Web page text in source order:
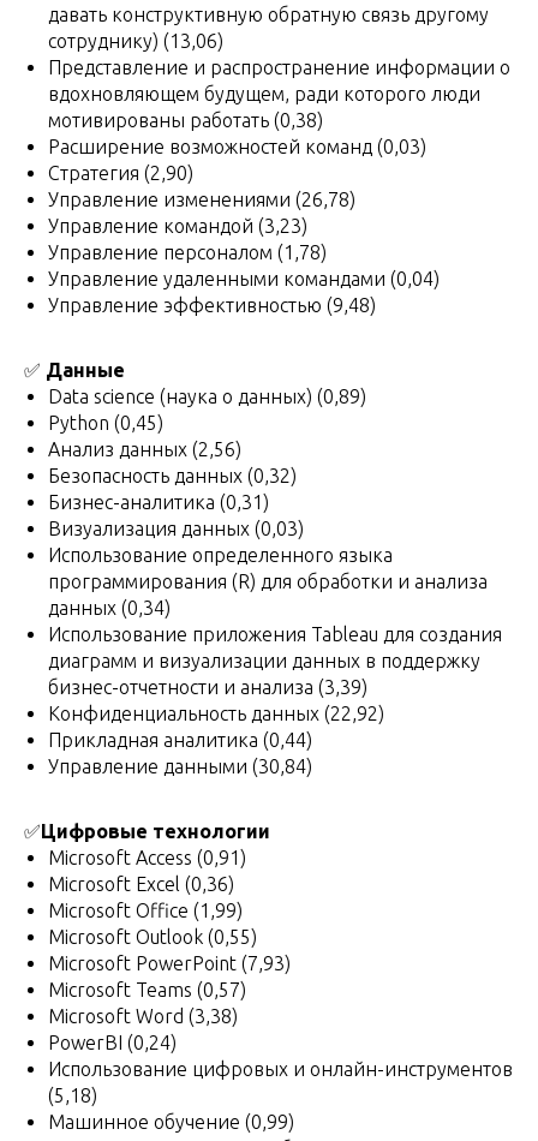
давать конструктивную обратную связь другому
сотруднику) (13,06)
Представление и распространение информации о
вдохновляющем будущем, ради которого люди
мотивированы работать (0,38)
Расширение возможностей команд (0,03)
Стратегия (2,90)
Управление изменениями (26,78)
Управление командой (3,23)
Управление персоналом (1,78)
Управление удаленными командами (0,04)
Управление эффективностью (9,48)
✅ Данные
Data science (наука о данных) (0,89)
Python (0,45)
Анализ данных (2,56)
Безопасность данных (0,32)
Бизнес-аналитика (0,31)
Визуализация данных (0,03)
Использование определенного языка
программирования (R) для обработки и анализа
данных (0,34)
Использование приложения Tableau для создания
диаграмм и визуализации данных в поддержку
бизнес-отчетности и анализа (3,39)
Конфиденциальность данных (22,92)
Прикладная аналитика (0,44)
Управление данными (30,84)
✅Цифровые технологии
Microsoft Access (0,91)
Microsoft Excel (0,36)
Microsoft Office (1,99)
Microsoft Outlook (0,55)
Microsoft PowerPoint (7,93)
Microsoft Teams (0,57)
Microsoft Word (3,38)
PowerBI (0,24)
Использование цифровых и онлайн-инструментов
(5,18)
Машинное обучение (0,99)